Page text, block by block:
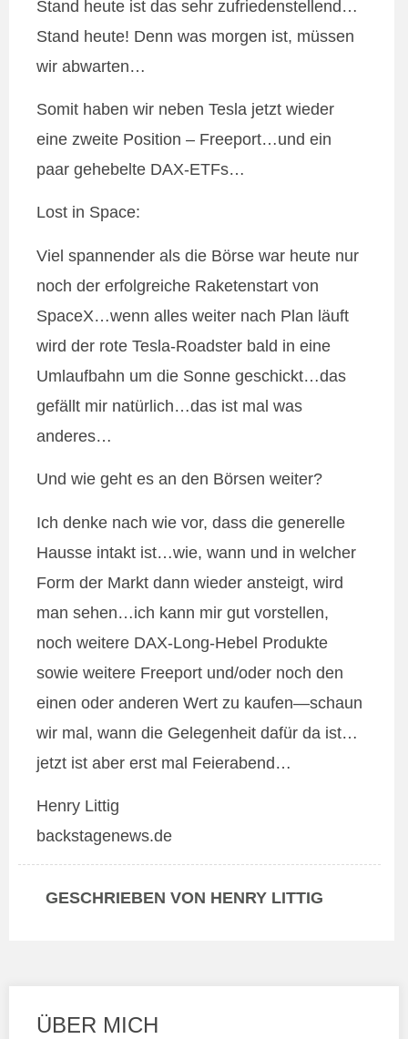
Stand heute ist das sehr zufriedenstellend…
Stand heute! Denn was morgen ist, müssen
wir abwarten…
Somit haben wir neben Tesla jetzt wieder
eine zweite Position – Freeport…und ein
paar gehebelte DAX-ETFs…
Lost in Space:
Viel spannender als die Börse war heute nur
noch der erfolgreiche Raketenstart von
SpaceX…wenn alles weiter nach Plan läuft
wird der rote Tesla-Roadster bald in eine
Umlaufbahn um die Sonne geschickt…das
gefällt mir natürlich…das ist mal was
anderes…
Und wie geht es an den Börsen weiter?
Ich denke nach wie vor, dass die generelle
Hausse intakt ist…wie, wann und in welcher
Form der Markt dann wieder ansteigt, wird
man sehen…ich kann mir gut vorstellen,
noch weitere DAX-Long-Hebel Produkte
sowie weitere Freeport und/oder noch den
einen oder anderen Wert zu kaufen—schaun
wir mal, wann die Gelegenheit dafür da ist…
jetzt ist aber erst mal Feierabend…
Henry Littig
backstagenews.de
GESCHRIEBEN VON HENRY LITTIG
ÜBER MICH